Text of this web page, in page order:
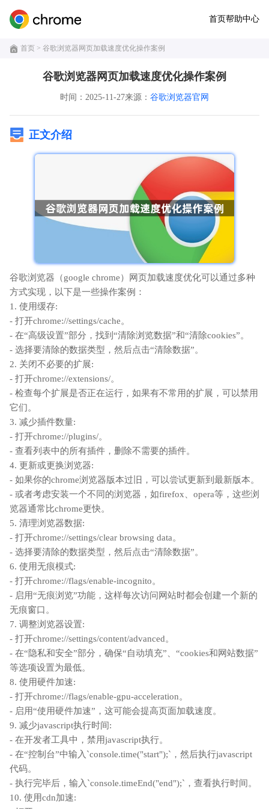
首页帮助中心
首页 > 谷歌浏览器网页加载速度优化操作案例
谷歌浏览器网页加载速度优化操作案例
时间：2025-11-27来源： 谷歌浏览器官网
正文介绍
谷歌浏览器（google chrome）网页加载速度优化可以通过多种
方式实现，以下是一些操作案例：
1. 使用缓存:
- 打开chrome://settings/cache。
- 在“高级设置”部分，找到“清除浏览数据”和“清除cookies”。
- 选择要清除的数据类型，然后点击“清除数据”。
2. 关闭不必要的扩展:
- 打开chrome://extensions/。
- 检查每个扩展是否正在运行，如果有不常用的扩展，可以禁用
它们。
3. 减少插件数量:
- 打开chrome://plugins/。
- 查看列表中的所有插件，删除不需要的插件。
4. 更新或更换浏览器:
- 如果你的chrome浏览器版本过旧，可以尝试更新到最新版本。
- 或者考虑安装一个不同的浏览器，如firefox、opera等，这些浏
览器通常比chrome更快。
5. 清理浏览器数据:
- 打开chrome://settings/clear browsing data。
- 选择要清除的数据类型，然后点击“清除数据”。
6. 使用无痕模式:
- 打开chrome://flags/enable-incognito。
- 启用“无痕浏览”功能，这样每次访问网站时都会创建一个新的
无痕窗口。
7. 调整浏览器设置:
- 打开chrome://settings/content/advanced。
- 在“隐私和安全”部分，确保“自动填充”、“cookies和网站数据”
等选项设置为最低。
8. 使用硬件加速:
- 打开chrome://flags/enable-gpu-acceleration。
- 启用“使用硬件加速”，这可能会提高页面加载速度。
9. 减少javascript执行时间:
- 在开发者工具中，禁用javascript执行。
- 在“控制台”中输入`console.time("start");`，然后执行javascript
代码。
- 执行完毕后，输入`console.timeEnd("end");`，查看执行时间。
10. 使用cdn加速: